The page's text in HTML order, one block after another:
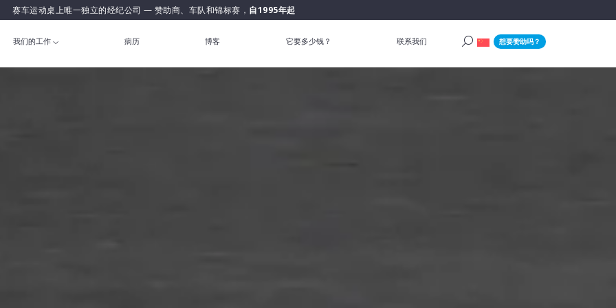
赛车运动桌上唯一独立的经纪公司 — 赞助商、车队和锦标赛， 自1995年起
我们的工作 病历 博客 它要多少钱？ 联系我们 想要赞助吗？